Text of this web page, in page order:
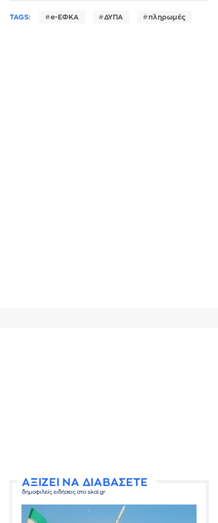
TAGS: e-ΕΦΚΑ ΔΥΠΑ πληρωμές
ΑΞΙΖΕΙ ΝΑ ΔΙΑΒΑΣΕΤΕ
δημοφιλείς ειδήσεις στο skai.gr